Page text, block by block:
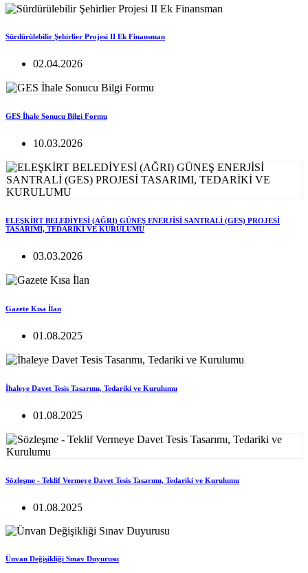
Sürdürülebilir Şehirlier Projesi II Ek Finansman
02.04.2026
GES İhale Sonucu Bilgi Formu
10.03.2026
ELEŞKİRT BELEDİYESİ (AĞRI) GÜNEŞ ENERJİSİ SANTRALİ (GES) PROJESİ
TASARIMI, TEDARİKİ VE KURULUMU
03.03.2026
Gazete Kısa İlan
01.08.2025
İhaleye Davet Tesis Tasarımı, Tedariki ve Kurulumu
01.08.2025
Sözleşme - Teklif Vermeye Davet Tesis Tasarımı, Tedariki ve Kurulumu
01.08.2025
Ünvan Değişikliği Sınav Duyurusu